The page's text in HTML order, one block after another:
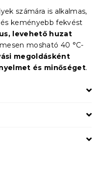
számára is alkalmas,
keményebb fekvést
levehető huzat
mosható 40 °C-
megoldásként
és minőséget.